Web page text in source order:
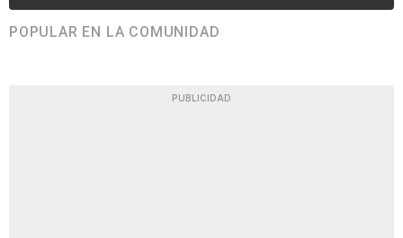
POPULAR EN LA COMUNIDAD
PUBLICIDAD